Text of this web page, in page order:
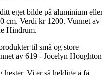
eget bilde på aluminium
cm. Verdi kr 1200. Vunnet av
Hindrum.
til små og store
av 619 - Jocelyn
Vi er så heldige å få